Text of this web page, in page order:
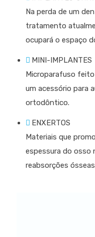
Na perda de um
tratamento
ocupará o espaço
MINI-IMPLANTES
Microparafuso
um acessório para
ortodôntico.
ENXERTOS
Materiais que
espessura do osso
reabsorções